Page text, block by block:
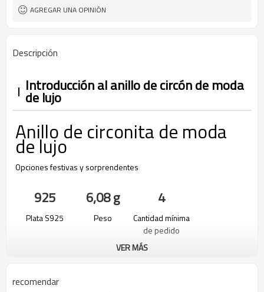
AGREGAR UNA OPINIÓN
Descripción
Introducción al anillo de circón de moda
de lujo
Anillo de circonita de moda
de lujo
Opciones festivas y sorprendentes
925
Plata S925
6,08 g
Peso
4
Cantidad mínima
de pedido
VER MÁS
recomendar